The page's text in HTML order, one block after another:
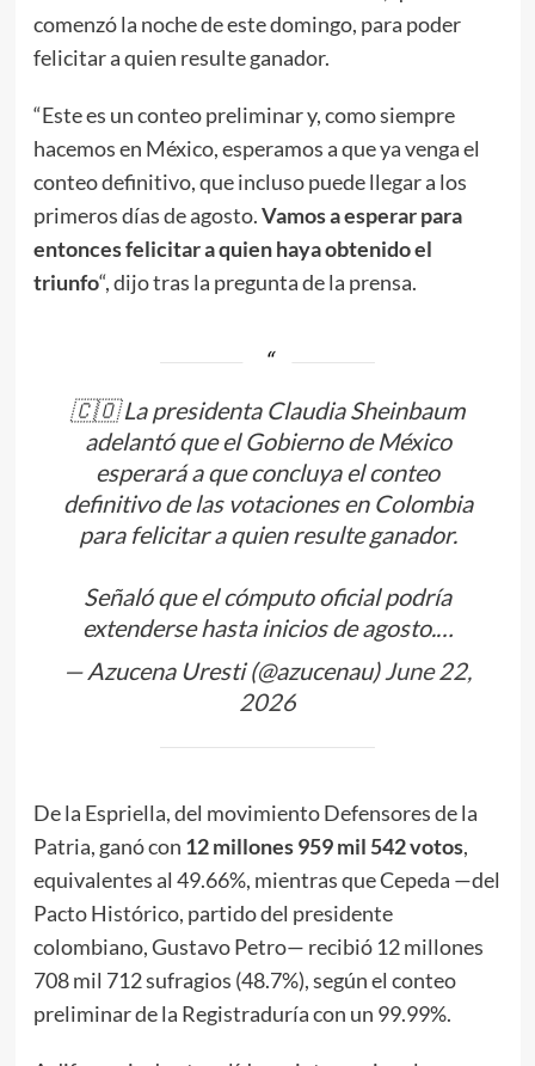
comenzó la noche de este domingo, para poder
felicitar a quien resulte ganador.
“Este es un conteo preliminar y, como siempre
hacemos en México, esperamos a que ya venga el
conteo definitivo, que incluso puede llegar a los
primeros días de agosto.Vamos a esperar para
entonces felicitar a quien haya obtenido el
triunfo“, dijo tras la pregunta de la prensa.
🇨🇴 La presidenta Claudia Sheinbaum
adelantó que el Gobierno de México
esperará a que concluya el conteo
definitivo de las votaciones en Colombia
para felicitar a quien resulte ganador.
Señaló que el cómputo oficial podría
extenderse hasta inicios de agosto.…
— Azucena Uresti (@azucenau)June 22,
2026
De la Espriella, del movimiento Defensores de la
Patria, ganó con 12 millones 959 mil 542 votos,
equivalentes al 49.66%, mientras que Cepeda —del
Pacto Histórico, partido del presidente
colombiano, Gustavo Petro— recibió 12 millones
708 mil 712 sufragios (48.7%), según el conteo
preliminar de la Registraduría con un 99.99%.